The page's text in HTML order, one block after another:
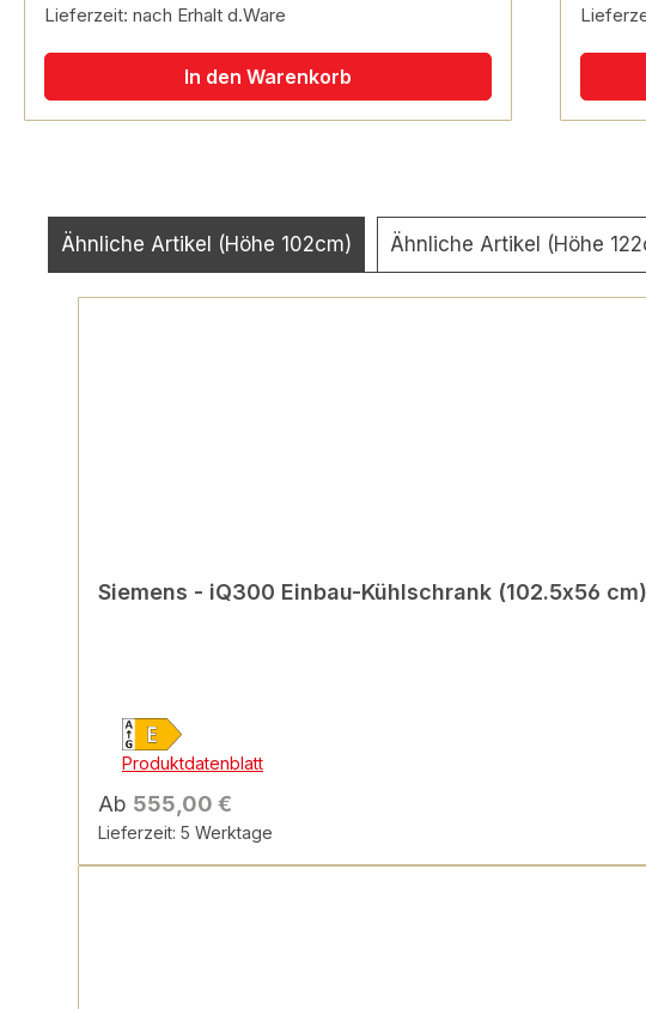
Lieferzeit: nach Erhalt d.Ware
In den Warenkorb
Ähnliche Artikel (Höhe 102cm) Ähnliche Artikel (Höhe
Siemens - iQ300 Einbau-Kühlschrank (102.5x56
Produktdatenblatt
Ab 555,00 €
Lieferzeit: 5 Werktage